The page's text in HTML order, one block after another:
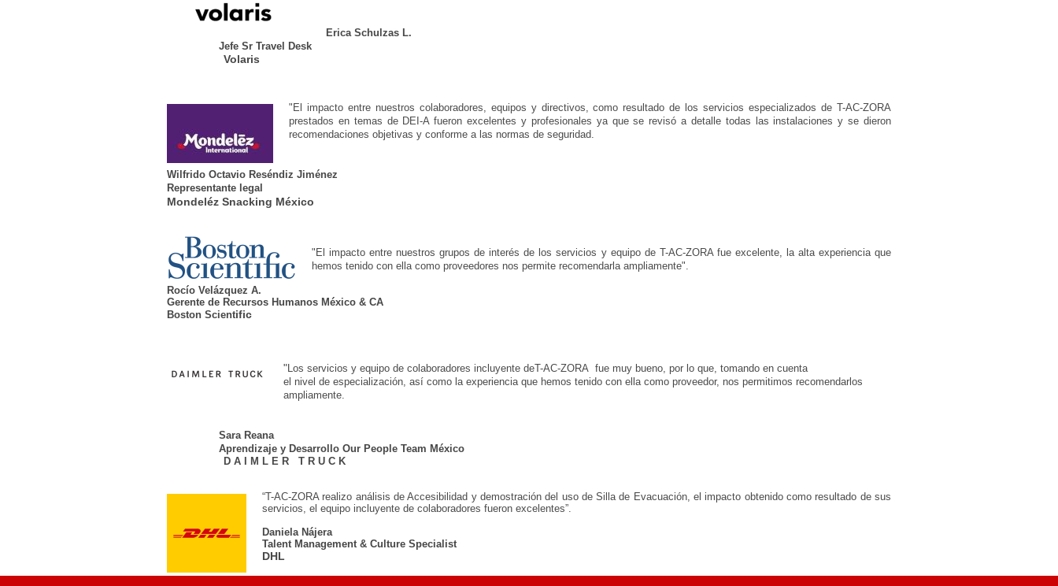
Erica Schulzas L.
Jefe Sr Travel Desk
Volaris
"El impacto entre nuestros colaboradores, equipos y directivos, como resultado de los servicios especializados de T-AC-ZORA
prestados en temas de DEI-A fueron excelentes y profesionales ya que se revisó a detalle todas las instalaciones y se dieron
recomendaciones objetivas y conforme a las normas de seguridad.
Wilfrido Octavio Reséndiz Jiménez
Representante legal
Mondeléz Snacking México
"El impacto entre nuestros grupos de interés de los servicios y equipo de T-AC-ZORA fue excelente, la alta experienciaque
hemos tenido con ella como proveedores nos permite recomendarla ampliamente".
Rocío Velázquez A.
Gerente de Recursos Humanos México & CA
Boston Scientific
"Los servicios y equipo de colaboradores incluyente deT-AC-ZORA fue muy bueno, por lo que, tomando en cuenta
el nivel de especialización, así como la experiencia que hemos tenido con ella como proveedor, nos permitimos recomendarlos
ampliamente.
Sara Reana
Aprendizaje y Desarrollo Our People Team México
D A I M L E R T R U C K
“T-AC-ZORA realizo análisis de Accesibilidad y demostración del uso de Silla de Evacuación, el impacto obtenido como resultado de sus
servicios, el equipo incluyente de colaboradores fueron excelentes”.
Daniela Nájera
Talent Management & Culture Specialist
DHL